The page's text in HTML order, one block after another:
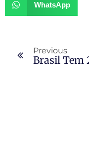
WhatsApp
Previous